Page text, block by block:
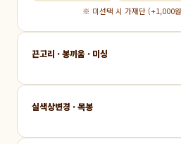
※ 미선택 시 가재단 (+1,000
끈고리 · 봉끼움 · 미싱
실색상변경 · 목봉